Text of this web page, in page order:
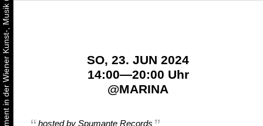
SO, 23. JUN 2024
14:00—20:00 Uhr
@MARINA
hosted by Spumante Records